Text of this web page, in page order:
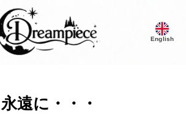
English
Dream Piece
永遠に・・・